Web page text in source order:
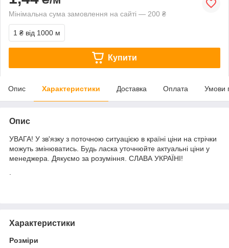
Мінімальна сума замовлення на сайті — 200 ₴
1 ₴ від 1000 м
Купити
Опис Характеристики Доставка Оплата Умови
Опис
УВАГА! У зв'язку з поточною ситуацією в країні ціни на стрічки
можуть змінюватись. Будь ласка уточнюйте актуальні ціни у
менеджера. Дякуємо за розуміння. СЛАВА УКРАЇНІ!
Характеристики
Розміри